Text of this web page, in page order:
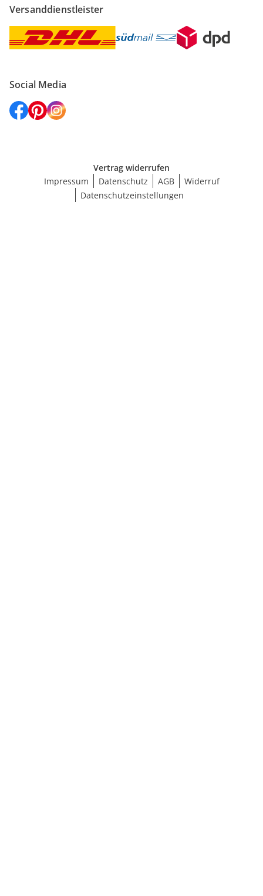
Versanddienstleister
Social Media
Vertrag widerrufen
Impressum
Datenschutz AGB
Widerruf
Datenschutzeinstellungen